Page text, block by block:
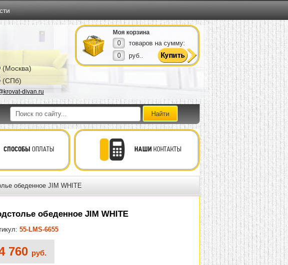
(Москва)
(СПб)
divan.ru
Моя корзина
0
товаров на сумму:
0
руб..
СПОСОБЫ ОПЛАТЫ НАШИКОНТАКТЫ
обеденное JIM WHITE
обеденное JIM WHITE
55-LMS-6655
760 руб.